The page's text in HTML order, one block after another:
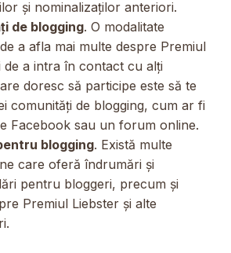
și nominalizaților anteriori.
de blogging. O modalitate
a afla mai multe despre Premiul
de a intra în contact cu alți
doresc să participe este să te
comunități de blogging, cum ar fi
Facebook sau un forum online.
blogging. Există multe
care oferă îndrumări și
pentru bloggeri, precum și
Premiul Liebster și alte